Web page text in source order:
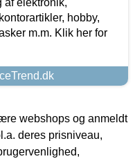
hobby,
m.m. Klik her for
webshops og anmeldt
deres prisniveau,